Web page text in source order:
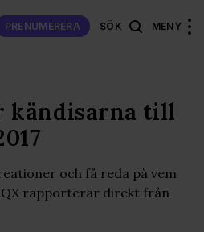
PRENUMERERA SÖK MENY
kändisarna till
och få reda på vem
QX rapporterar direkt från